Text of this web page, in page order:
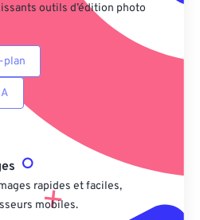
outils d’édition photo
plan
rapides et faciles,
mobiles.